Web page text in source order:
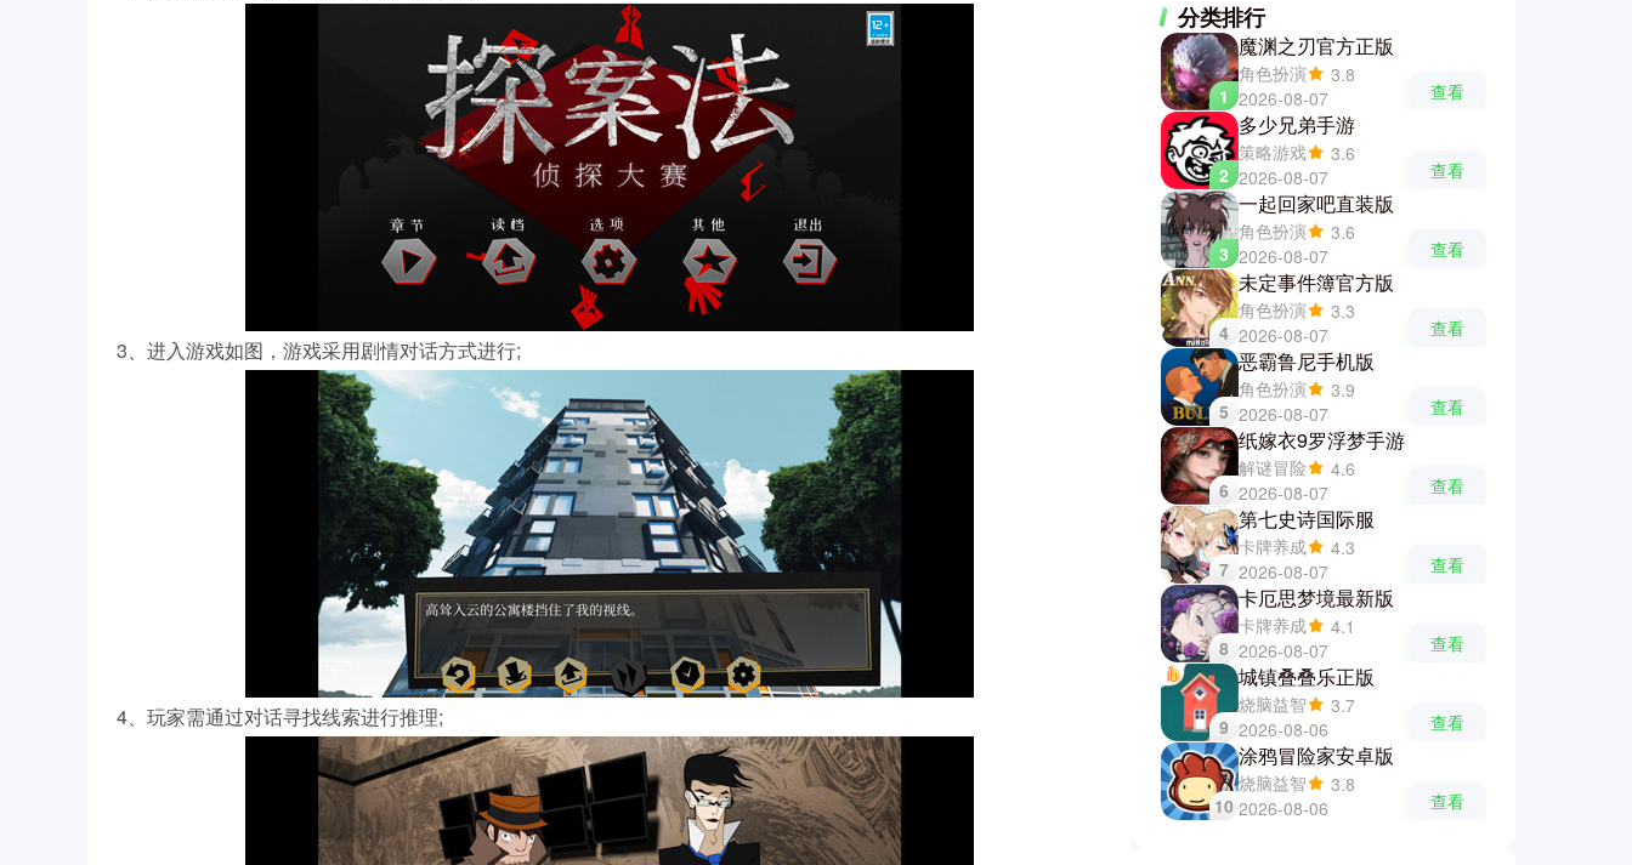
3、进入游戏如图，游戏采用剧情对话方式进行;
4、玩家需通过对话寻找线索进行推理;
分类排行
1
魔渊之刃官方正版
角色扮演
3.8
2026-08-07
查看
2
多少兄弟手游
策略游戏
3.6
2026-08-07
查看
3
一起回家吧直装版
角色扮演
3.6
2026-08-07
查看
4
未定事件簿官方版
角色扮演
3.3
2026-08-07
查看
5
恶霸鲁尼手机版
角色扮演
3.9
2026-08-07
查看
6
纸嫁衣9罗浮梦手游
解谜冒险
4.6
2026-08-07
查看
7
第七史诗国际服
卡牌养成
4.3
2026-08-07
查看
8
卡厄思梦境最新版
卡牌养成
4.1
2026-08-07
查看
9
城镇叠叠乐正版
烧脑益智
3.7
2026-08-06
查看
10
涂鸦冒险家安卓版
烧脑益智
3.8
2026-08-06
查看